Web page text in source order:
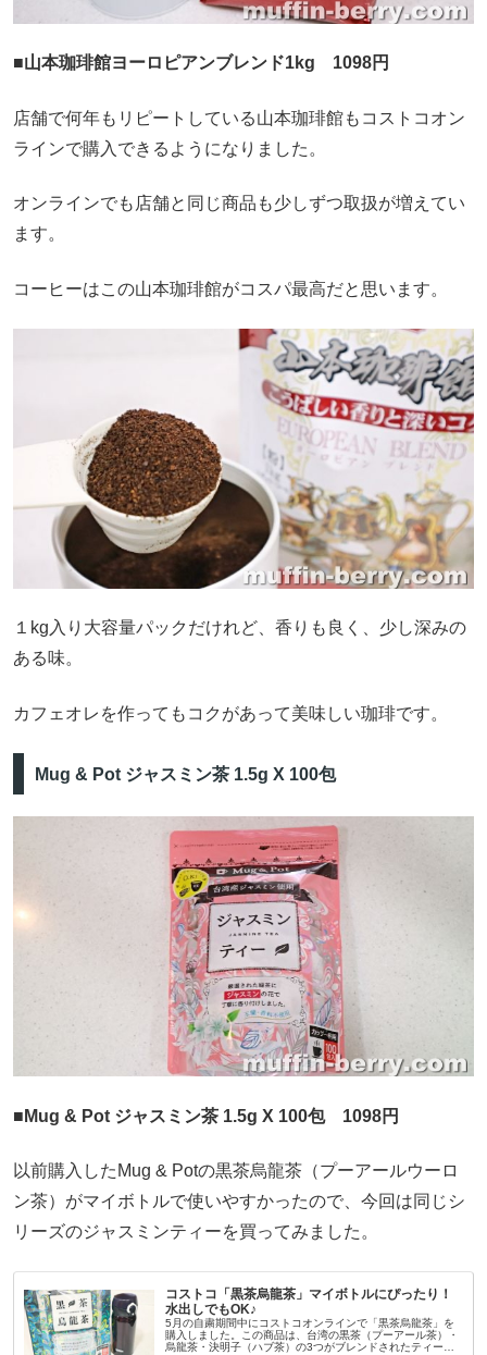
■山本珈琲館ヨーロピアンブレンド1kg 1098円
店舗で何年もリピートしている山本珈琲館もコストコオン
ラインで購入できるようになりました。
オンラインでも店舗と同じ商品も少しずつ取扱が増えてい
ます。
コーヒーはこの山本珈琲館がコスパ最高だと思います。
１kg入り大容量パックだけれど、香りも良く、少し深みの
ある味。
カフェオレを作ってもコクがあって美味しい珈琲です。
Mug & Pot ジャスミン茶 1.5g X 100包
■Mug & Pot ジャスミン茶 1.5g X 100包 1098円
以前購入したMug & Potの黒茶烏龍茶（プーアールウーロ
ン茶）がマイボトルで使いやすかったので、今回は同じシ
リーズのジャスミンティーを買ってみました。
コストコ「黒茶烏龍茶」マイボトルにぴったり！
水出しでもOK♪
5月の自粛期間中にコストコオンラインで「黒茶烏龍茶」を
購入しました。この商品は、台湾の黒茶（プーアール茶）・
烏龍茶・決明子（ハブ茶）の3つがブレンドされたティーバ